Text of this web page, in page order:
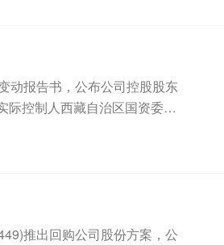
动报告书，公布公司控股股东
际控制人西藏自治区国资委拟
推出回购公司股份方案，公